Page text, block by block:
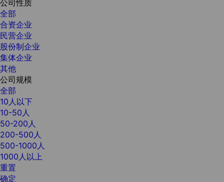
公司性质
全部
合资企业
民营企业
股份制企业
集体企业
其他
公司规模
全部
10人以下
10-50人
50-200人
200-500人
500-1000人
1000人以上
重置
确定